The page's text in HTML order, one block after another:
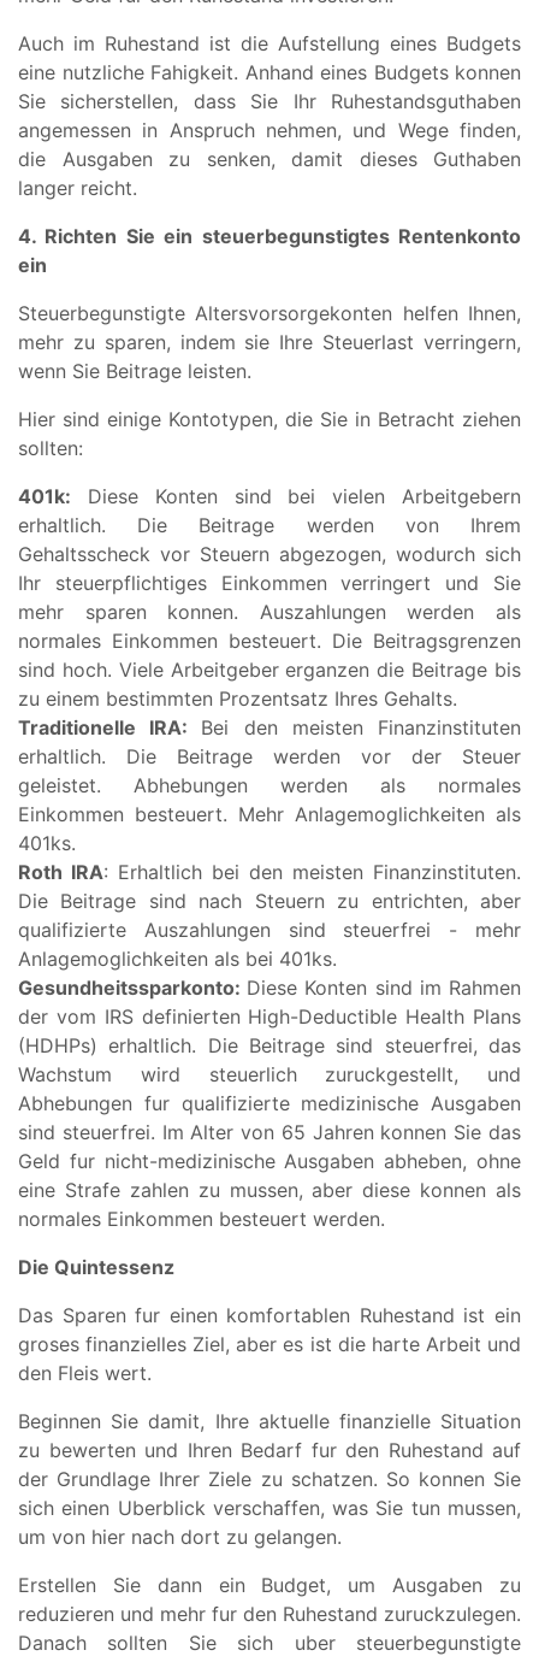
Auch im Ruhestand ist die Aufstellung eines Budgets
eine nutzliche Fahigkeit. Anhand eines Budgets konnen
Sie sicherstellen, dass Sie Ihr Ruhestandsguthaben
angemessen in Anspruch nehmen, und Wege finden,
die Ausgaben zu senken, damit dieses Guthaben
langer reicht.
4. Richten Sie ein steuerbegunstigtes Rentenkonto
ein
Steuerbegunstigte Altersvorsorgekonten helfen Ihnen,
mehr zu sparen, indem sie Ihre Steuerlast verringern,
wenn Sie Beitrage leisten.
Hier sind einige Kontotypen, die Sie in Betracht ziehen
sollten:
401k: Diese Konten sind bei vielen Arbeitgebern
erhaltlich. Die Beitrage werden von Ihrem
Gehaltsscheck vor Steuern abgezogen, wodurch sich
Ihr steuerpflichtiges Einkommen verringert und Sie
mehr sparen konnen. Auszahlungen werden als
normales Einkommen besteuert. Die Beitragsgrenzen
sind hoch. Viele Arbeitgeber erganzen die Beitrage bis
zu einem bestimmten Prozentsatz Ihres Gehalts.
Traditionelle IRA: Bei den meisten Finanzinstituten
erhaltlich. Die Beitrage werden vor der Steuer
geleistet. Abhebungen werden als normales
Einkommen besteuert. Mehr Anlagemoglichkeiten als
401ks.
Roth IRA: Erhaltlich bei den meisten Finanzinstituten.
Die Beitrage sind nach Steuern zu entrichten, aber
qualifizierte Auszahlungen sind steuerfrei - mehr
Anlagemoglichkeiten als bei 401ks.
Gesundheitssparkonto: Diese Konten sind im Rahmen
der vom IRS definierten High-Deductible Health Plans
(HDHPs) erhaltlich. Die Beitrage sind steuerfrei, das
Wachstum wird steuerlich zuruckgestellt, und
Abhebungen fur qualifizierte medizinische Ausgaben
sind steuerfrei. Im Alter von 65 Jahren konnen Sie das
Geld fur nicht-medizinische Ausgaben abheben, ohne
eine Strafe zahlen zu mussen, aber diese konnen als
normales Einkommen besteuert werden.
Die Quintessenz
Das Sparen fur einen komfortablen Ruhestand ist ein
groses finanzielles Ziel, aber es ist die harte Arbeit und
den Fleis wert.
Beginnen Sie damit, Ihre aktuelle finanzielle Situation
zu bewerten und Ihren Bedarf fur den Ruhestand auf
der Grundlage Ihrer Ziele zu schatzen. So konnen Sie
sich einen Uberblick verschaffen, was Sie tun mussen,
um von hier nach dort zu gelangen.
Erstellen Sie dann ein Budget, um Ausgaben zu
reduzieren und mehr fur den Ruhestand zuruckzulegen.
Danach sollten Sie sich uber steuerbegunstigte